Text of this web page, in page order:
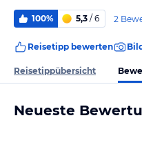
100% 5,3 / 6 2
Reisetipp bewerten
Reisetippübersicht
Neueste